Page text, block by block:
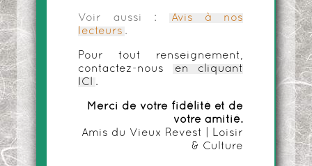
Voir aussi :
Avis à nos
lecteurs .
Pour tout renseignement,
contactez-nous
en cliquant
ICI
.
Merci de votre fidélité et de
votre amitié.
Amis du Vieux Revest | Loisir
& Culture